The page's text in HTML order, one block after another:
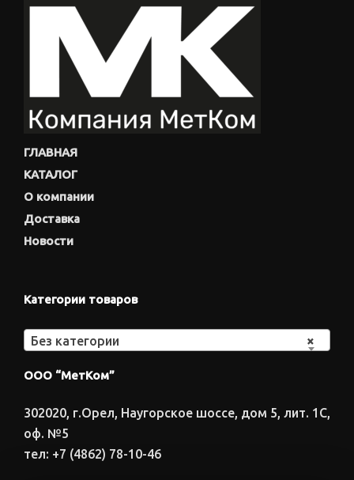
ГЛАВНАЯ
КАТАЛОГ
О компании
Доставка
Новости
Категории товаров
×
Без категории
ООО “МетКом”
302020, г.Орел, Наугорское шоссе, дом 5, лит. 1С,
оф. №5
тел: +7 (4862) 78-10-46